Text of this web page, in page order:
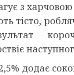
з
тісто,
—
додає